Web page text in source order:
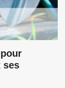
ses